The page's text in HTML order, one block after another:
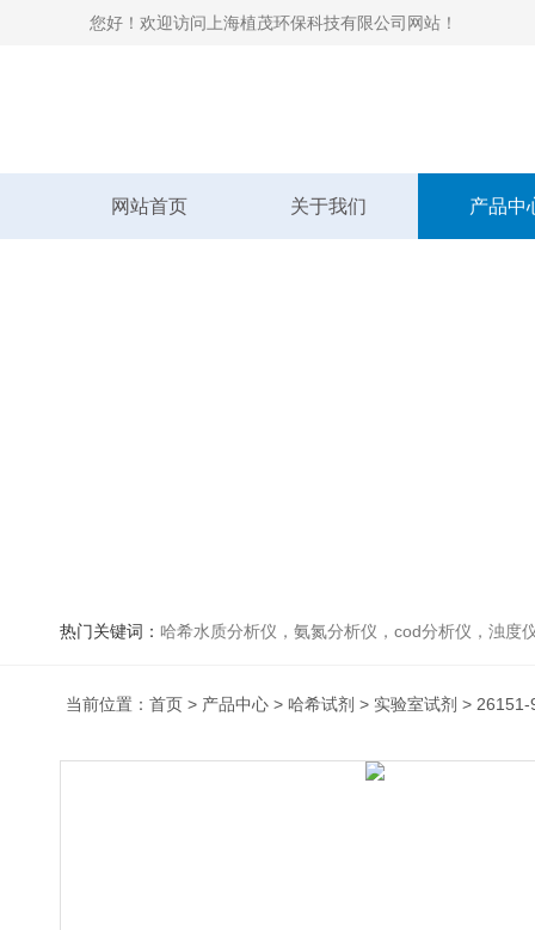
您好！欢迎访问上海植茂环保科技有限公司网站！
网站首页 关于我们 产品中
热门关键词： 哈希水质分析仪，氨氮分析仪，cod分析仪，浊度
当前位置： 首页 > 产品中心 > 哈希试剂 > 实验室试剂 > 26151-